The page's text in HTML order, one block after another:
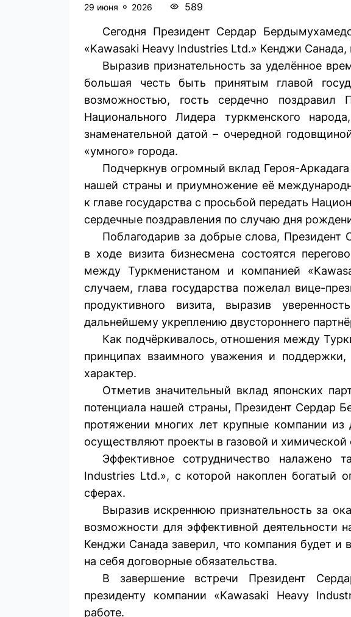
29 июня 2026 589
Сегодня Президент Сердар
«Kawasaki Heavy Industries Ltd.» Кенджи
Выразив признательность за уделённое
большая честь быть принятым главой
возможностью, гость сердечно поздравил
Национального Лидера туркменского
знаменательной датой – очередной
«умного» города.
Подчеркнув огромный вклад Героя-­
нашей страны и приумножение её
к главе государства с просьбой передать
сердечные поздравления по случаю дня
Поблагодарив за добрые слова,
в ходе визита бизнесмена состоятся
между Туркменистаном и компанией
случаем, глава государства пожелал вице-
продуктивного визита, выразив
дальнейшему укреплению двустороннего
Как подчёркивалось, отношения между
принципах взаимного уважения и поддержки,
характер.
Отметив значительный вклад японских
потенциала нашей страны, Президент Сердар
протяжении многих лет крупные компании из
осуществ­ляют проекты в газовой и химической
Эффективное сотрудничество налажено
Industries Ltd.», с которой накоплен богатый
сферах.
Выразив искреннюю признательность за
возможности для эффективной деятельности
Кенджи Санада заверил, что компания будет и
на себя договорные обязательства.
В завершение встречи Президент
президенту компании «Kawasaki Heavy
работе.